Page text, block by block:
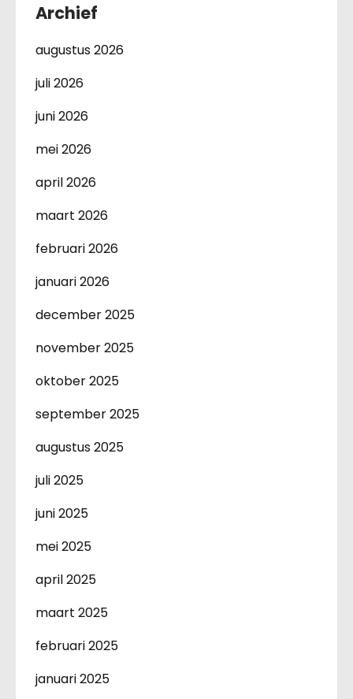
Archief
augustus 2026
juli 2026
juni 2026
mei 2026
april 2026
maart 2026
februari 2026
januari 2026
december 2025
november 2025
oktober 2025
september 2025
augustus 2025
juli 2025
juni 2025
mei 2025
april 2025
maart 2025
februari 2025
januari 2025